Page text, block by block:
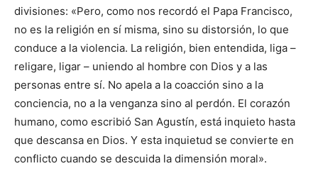
divisiones: «Pero, como nos recordó el Papa Francisco,
no es la religión en sí misma, sino su distorsión, lo que
conduce a la violencia. La religión, bien entendida, liga –
religare, ligar – uniendo al hombre con Dios y a las
personas entre sí. No apela a la coacción sino a la
conciencia, no a la venganza sino al perdón. El corazón
humano, como escribió San Agustín, está inquieto hasta
que descansa en Dios. Y esta inquietud se convierte en
conflicto cuando se descuida la dimensión moral».